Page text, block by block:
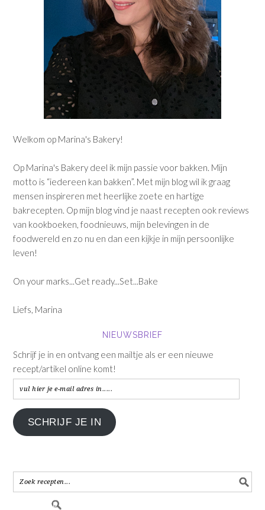
Welkom op Marina's Bakery!
Op Marina's Bakery deel ik mijn passie voor bakken. Mijn
motto is “iedereen kan bakken”. Met mijn blog wil ik graag
mensen inspireren met heerlijke zoete en hartige
bakrecepten. Op mijn blog vind je naast recepten ook reviews
van kookboeken, foodnieuws, mijn belevingen in de
foodwereld en zo nu en dan een kijkje in mijn persoonlijke
leven!
On your marks...Get ready...Set...Bake
Liefs, Marina
NIEUWSBRIEF
Schrijf je in en ontvang een mailtje als er een nieuwe
recept/artikel online komt!
vul
hier
je
e-
in.....
SCHRIJF JE IN